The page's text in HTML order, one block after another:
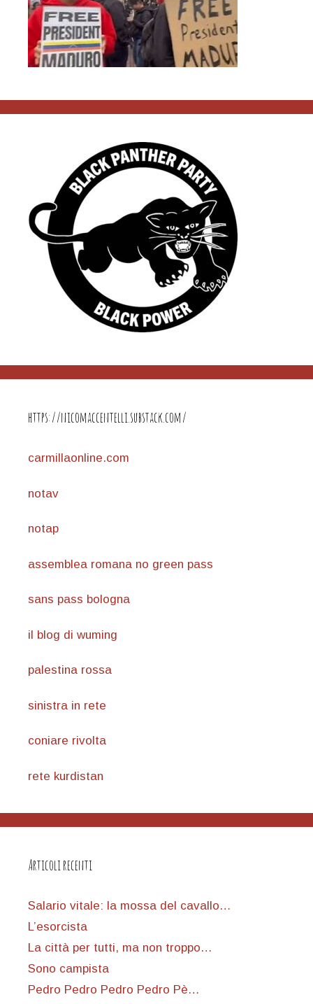
https://nicomaccentelli.substack.com/
carmillaonline.com
notav
notap
assemblea romana no green pass
sans pass bologna
il blog di wuming
palestina rossa
sinistra in rete
coniare rivolta
rete kurdistan
Articoli recenti
Salario vitale: la mossa del cavallo…
L’esorcista
La città per tutti, ma non troppo…
Sono campista
Pedro Pedro Pedro Pedro Pè…